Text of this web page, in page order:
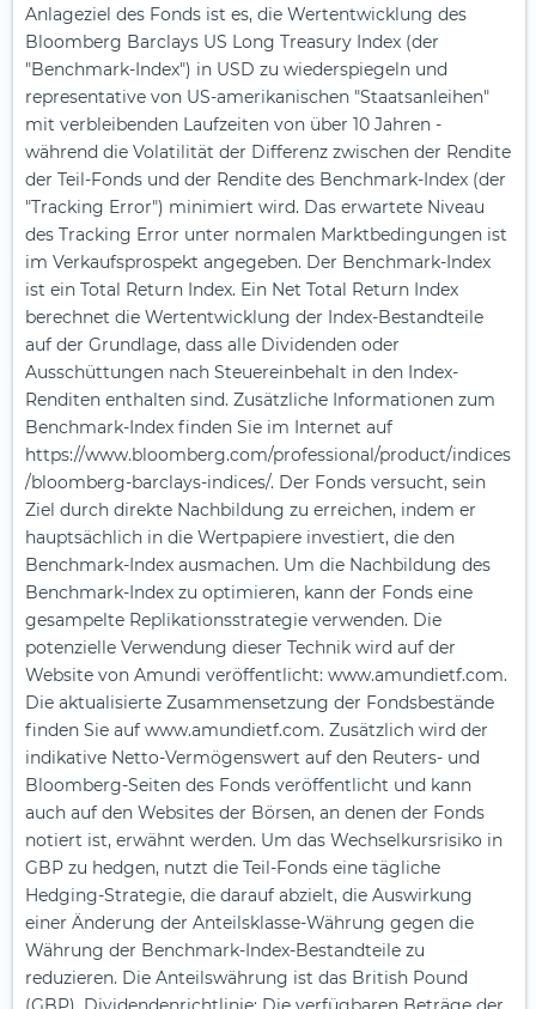
Anlageziel des Fonds ist es, die Wertentwicklung des
Bloomberg Barclays US Long Treasury Index (der
"Benchmark-Index") in USD zu wiederspiegeln und
representative von US-amerikanischen "Staatsanleihen"
mit verbleibenden Laufzeiten von über 10 Jahren -
während die Volatilität der Differenz zwischen der Rendite
der Teil-Fonds und der Rendite des Benchmark-Index (der
"Tracking Error") minimiert wird. Das erwartete Niveau
des Tracking Error unter normalen Marktbedingungen ist
im Verkaufsprospekt angegeben. Der Benchmark-Index
ist ein Total Return Index. Ein Net Total Return Index
berechnet die Wertentwicklung der Index-Bestandteile
auf der Grundlage, dass alle Dividenden oder
Ausschüttungen nach Steuereinbehalt in den Index-
Renditen enthalten sind. Zusätzliche Informationen zum
Benchmark-Index finden Sie im Internet auf
https://www.bloomberg.com/professional/product/indices
/bloomberg-barclays-indices/. Der Fonds versucht, sein
Ziel durch direkte Nachbildung zu erreichen, indem er
hauptsächlich in die Wertpapiere investiert, die den
Benchmark-Index ausmachen. Um die Nachbildung des
Benchmark-Index zu optimieren, kann der Fonds eine
gesampelte Replikationsstrategie verwenden. Die
potenzielle Verwendung dieser Technik wird auf der
Website von Amundi veröffentlicht: www.amundietf.com.
Die aktualisierte Zusammensetzung der Fondsbestände
finden Sie auf www.amundietf.com. Zusätzlich wird der
indikative Netto-Vermögenswert auf den Reuters- und
Bloomberg-Seiten des Fonds veröffentlicht und kann
auch auf den Websites der Börsen, an denen der Fonds
notiert ist, erwähnt werden. Um das Wechselkursrisiko in
GBP zu hedgen, nutzt die Teil-Fonds eine tägliche
Hedging-Strategie, die darauf abzielt, die Auswirkung
einer Änderung der Anteilsklasse-Währung gegen die
Währung der Benchmark-Index-Bestandteile zu
reduzieren. Die Anteilswährung ist das British Pound